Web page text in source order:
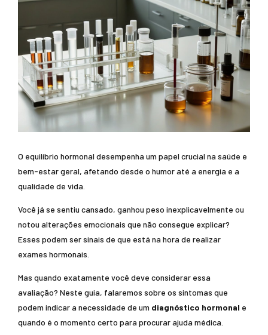
O equilíbrio hormonal desempenha um papel crucial na saúde e
bem-estar geral, afetando desde o humor até a energia e a
qualidade de vida.
Você já se sentiu cansado, ganhou peso inexplicavelmente ou
notou alterações emocionais que não consegue explicar?
Esses podem ser sinais de que está na hora de realizar
exames hormonais.
Mas quando exatamente você deve considerar essa
avaliação? Neste guia, falaremos sobre os sintomas que
podem indicar a necessidade de um diagnóstico hormonal e
quando é o momento certo para procurar ajuda médica.